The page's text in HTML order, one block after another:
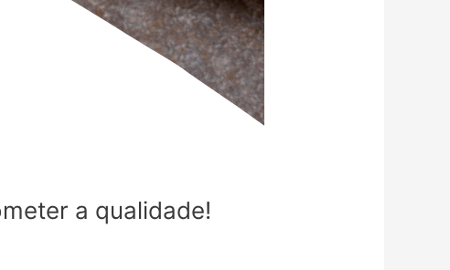
a qualidade!